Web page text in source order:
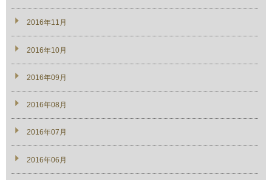
2016年11月
2016年10月
2016年09月
2016年08月
2016年07月
2016年06月